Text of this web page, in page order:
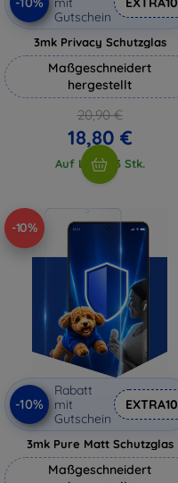
Gutschein
3mk Privacy Schutzglas
Maßgeschneidert
hergestellt
20,90 €
18,80 €
Auf Lager 3 Stk.
-10%
-10%
Rabatt
mit
Gutschein
EXTRA10
3mk Pure Matt Schutzglas
Maßgeschneidert